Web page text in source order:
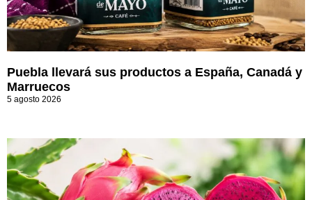
Puebla llevará sus productos a España, Canadá y
Marruecos
5 agosto 2026